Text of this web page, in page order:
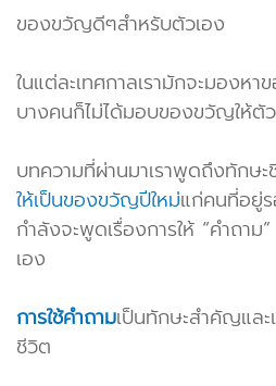
ของขวัญดีๆสำหรับตัวเอง
ในแต่ละเทศกาลเรามักจะมองห
บางคนก็ไม่ได้มอบของขวัญให้ตั
บทความที่ผ่านมาเราพูดถึงทักษะ
ให้เป็นของขวัญปีใหม่แก่คนที่อยู่ร
กำลังจะพูดเรื่องการให้ “คำถา
เอง
การใช้คำถามเป็นทักษะสำคัญแล
ชีวิต